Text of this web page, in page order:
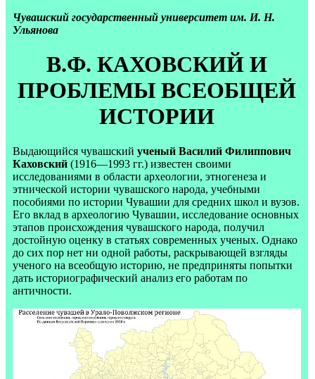
Чувашский государственный университет им. И. Н.
Ульянова
В.Ф. КАХОВСКИЙ И
ПРОБЛЕМЫ ВСЕОБЩЕЙ
ИСТОРИИ
Выдающийся чувашский ученый Василий Филиппович
Каховский (1916—1993 гг.) известен своими
исследованиями в области археологии, этногенеза и
этнической истории чувашского народа, учебными
пособиями по истории Чувашии для средних школ и вузов.
Его вклад в археологию Чувашии, исследование основных
этапов происхождения чувашского народа, получил
достойную оценку в статьях современных ученых. Однако
до сих пор нет ни одной работы, раскрывающей взгляды
ученого на всеобщую историю, не предприняты попытки
дать историографический анализ его работам по
античности.